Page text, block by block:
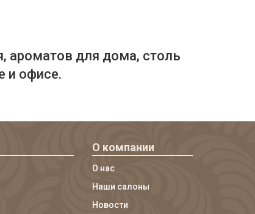
ароматов для дома, столь
и офисе.
О компании
О нас
Наши салоны
Новости